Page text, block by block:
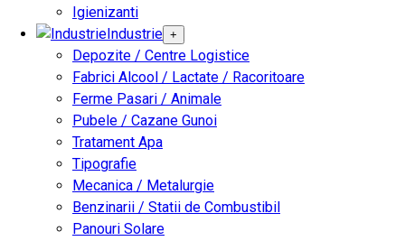
Igienizanti
Industrie +
Depozite / Centre Logistice
Fabrici Alcool / Lactate / Racoritoare
Ferme Pasari / Animale
Pubele / Cazane Gunoi
Tratament Apa
Tipografie
Mecanica / Metalurgie
Benzinarii / Statii de Combustibil
Panouri Solare